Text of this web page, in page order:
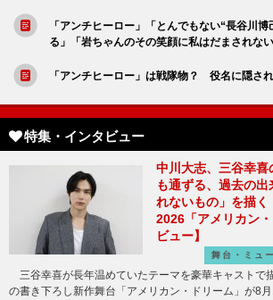
「アンチヒーロー」「とんでもない“長谷川
る」「岩ちゃんのその笑顔に私はだまされない
「アンチヒーロー」は戦隊物？ 役名に隠さ
特集・インタビュー
中川大志、三谷幸
も通ずる、過去の
れないもの」を描
2026「アメリカン
ビュー】
舞台・ミュ
三谷幸喜が長年温めていたテーマを豪華キャストで
の書き下ろし新作舞台「アメリカン・ドリーム」が8